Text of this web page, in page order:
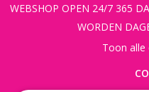
WEBSHOP OPEN 24/7 365
WORDEN
Toon alle